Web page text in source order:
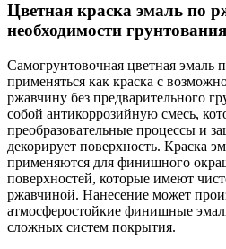
Цветная краска эмаль по
необходимости
Самогрунтовочная цветная эмаль
применяться как краска с
ржавчину без предварительного
собой антикоррозийную смесь,
преобразовательные процессы и
декорирует поверхность. Краска
применяются для финишного
поверхностей, которые имеют
ржавчиной. Нанесение может
атмосферостойкие финишные
сложных систем покрытия.